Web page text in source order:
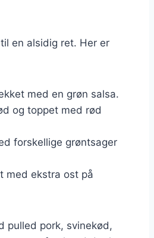
en alsidig ret. Her er
med en grøn salsa.
og toppet med rød
forskellige grøntsager
med ekstra ost på
pulled pork, svinekød,